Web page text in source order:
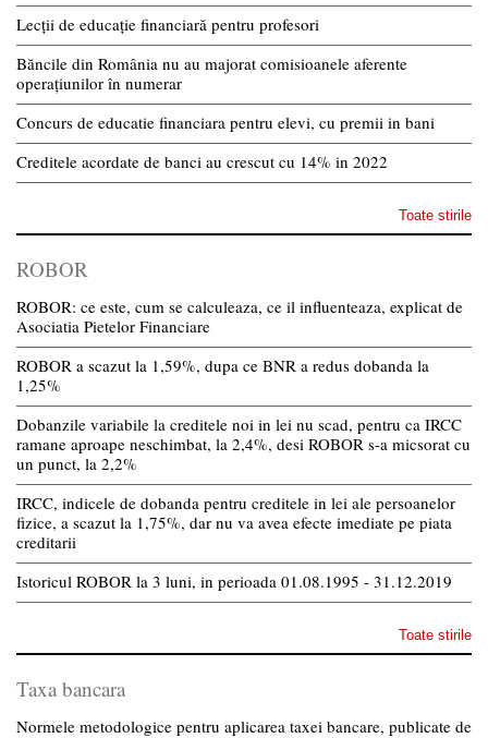
Lecții de educație financiară pentru profesori
Băncile din România nu au majorat comisioanele aferente
operațiunilor în numerar
Concurs de educatie financiara pentru elevi, cu premii in bani
Creditele acordate de banci au crescut cu 14% in 2022
Toate stirile
ROBOR
ROBOR: ce este, cum se calculeaza, ce il influenteaza, explicat de
Asociatia Pietelor Financiare
ROBOR a scazut la 1,59%, dupa ce BNR a redus dobanda la
1,25%
Dobanzile variabile la creditele noi in lei nu scad, pentru ca IRCC
ramane aproape neschimbat, la 2,4%, desi ROBOR s-a micsorat cu
un punct, la 2,2%
IRCC, indicele de dobanda pentru creditele in lei ale persoanelor
fizice, a scazut la 1,75%, dar nu va avea efecte imediate pe piata
creditarii
Istoricul ROBOR la 3 luni, in perioada 01.08.1995 - 31.12.2019
Toate stirile
Taxa bancara
Normele metodologice pentru aplicarea taxei bancare, publicate de